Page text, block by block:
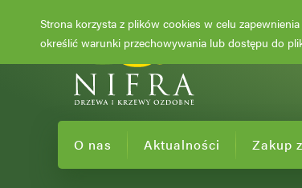
O nas Aktualności Zakup
Strona korzysta z plików cookies w celu
określić warunki przechowywania lub dostępu do